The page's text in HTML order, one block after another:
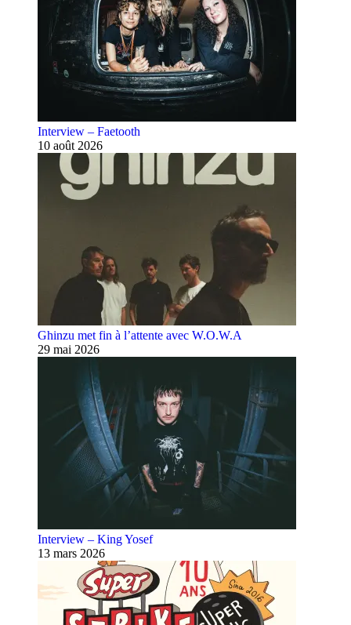
Interview – Faetooth
10 août 2026
Ghinzu met fin à l’attente avec W.O.W.A
29 mai 2026
Interview – King Yosef
13 mars 2026